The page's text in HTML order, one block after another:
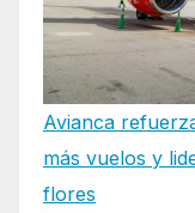
Avianca
más vuelos y
flores